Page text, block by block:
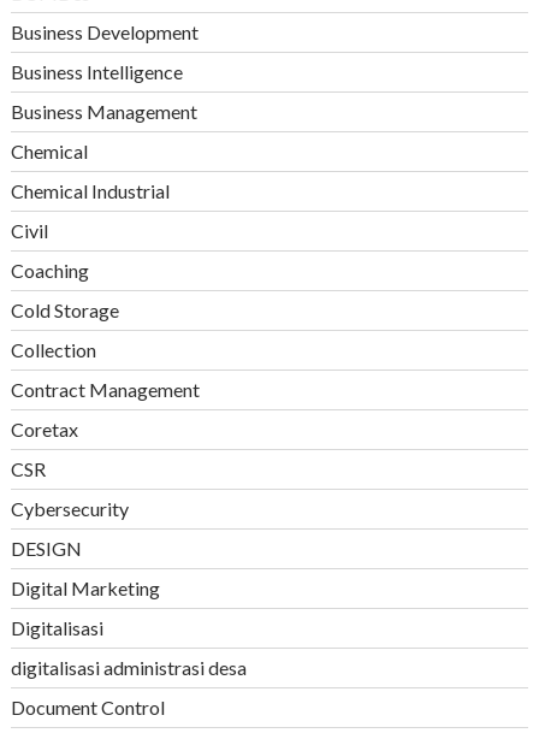
Business Development
Business Intelligence
Business Management
Chemical
Chemical Industrial
Civil
Coaching
Cold Storage
Collection
Contract Management
Coretax
CSR
Cybersecurity
DESIGN
Digital Marketing
Digitalisasi
digitalisasi administrasi desa
Document Control